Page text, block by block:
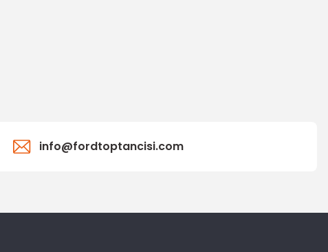
info@fordtoptancisi.com